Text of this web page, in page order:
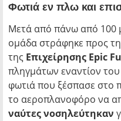
Φωτιά εν πλω και
Μετά από πάνω από 100
ομάδα στράφηκε προς
της Επιχείρησης Epic
πληγμάτων εναντίον
φωτιά που ξέσπασε στο
το αεροπλανοφόρο να
ναύτες νοσηλεύτηκαν